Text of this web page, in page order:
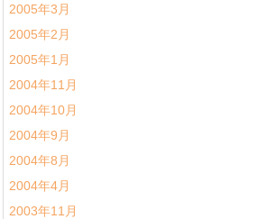
2005年3月
2005年2月
2005年1月
2004年11月
2004年10月
2004年9月
2004年8月
2004年4月
2003年11月